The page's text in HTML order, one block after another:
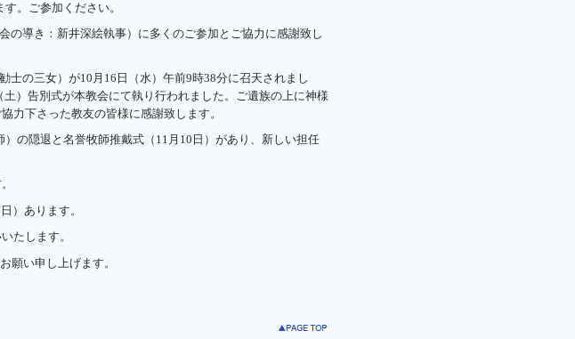
。ご参加ください。
の導き：新井深絵執事）に多くのご参加とご協力に感謝致し
士の三女）が10月16日（水）午前9時38分に召天されまし
）告別式が本教会にて執り行われました。ご遺族の上に神様
力下さった教友の皆様に感謝致します。
の隠退と名誉牧師推戴式（11月10日）があり、新しい担任
）あります。
たします。
願い申し上げます。